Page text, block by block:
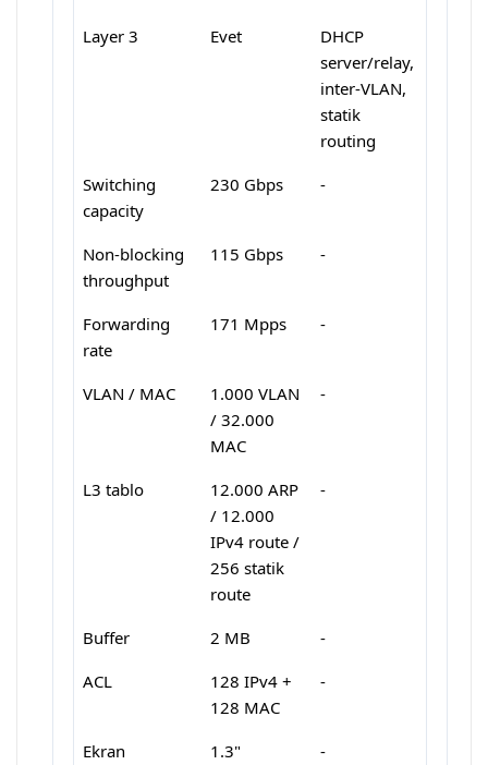
Layer 3
Evet
DHCP
server/relay,
inter-VLAN,
statik
routing
Switching
capacity
230 Gbps -
Non-blocking
throughput
115 Gbps -
Forwarding
rate
171 Mpps -
VLAN / MAC
1.000 VLAN
/ 32.000
MAC
-
L3 tablo
12.000 ARP
/ 12.000
IPv4 route /
256 statik
route
-
Buffer 2 MB
-
ACL
128 IPv4 +
128 MAC
-
Ekran
1.3"
-